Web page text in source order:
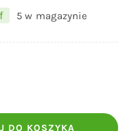
5 w magazynie
DO KOSZYKA